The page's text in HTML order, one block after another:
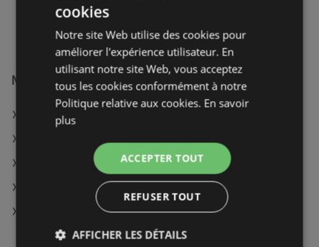
DISTANCE: 808,51 km
Magasins Picard à :
Picard à Riom
Picard à Belfort
Picard à Parthenay
Picard à Saint-Gaudens
Picard à Argenteuil
cookies
Notre site Web utilise des cookies pour
améliorer l'expérience utilisateur. En
utilisant notre site Web, vous acceptez
tous les cookies conformément à notre
Politique relative aux cookies. En savoir
plus
ACCEPTER TOUT
REFUSER TOUT
AFFICHER LES DÉTAILS